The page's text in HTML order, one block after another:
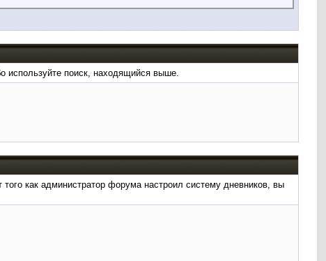
используйте поиск, находящийся выше.
как администратор форума настроил систему дневников, вы